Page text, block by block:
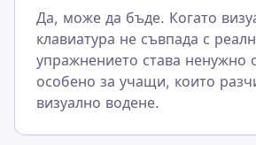
Да, може да бъде. Когато
клавиатура не съвпада с
упражнението става ненужно
особено за учащи, които
визуално водене.